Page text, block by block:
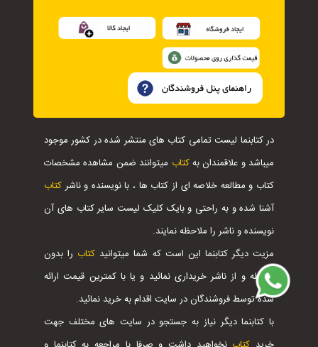
در کتابنما لیست تمامی کتاب های منتشر شده در کشور موجود
میباشد و علاقمندان بهکتاب میتوانند ضمن مشاهده مشخصات
کتاب و مطالعه خلاصه ای از کتاب ها ، با نویسنده و ناشر کتاب
آشنا شده و به راحتی و بایک کلیک لیست سایر کتاب های آن
نویسنده و ناشر را ملاحظه نمایند.
مزیت دیگر کتابنما این است که شما میتوانید کتاب را بدون
واسطه و از ناشر خریداری نمائید و یا با کمترین قیمت ارائه
شده توسط فروشندگان در سایت اقدام به خرید نمائید.
با کتابنما دیگر نیاز به جستجو در سایت های مختلف جهت